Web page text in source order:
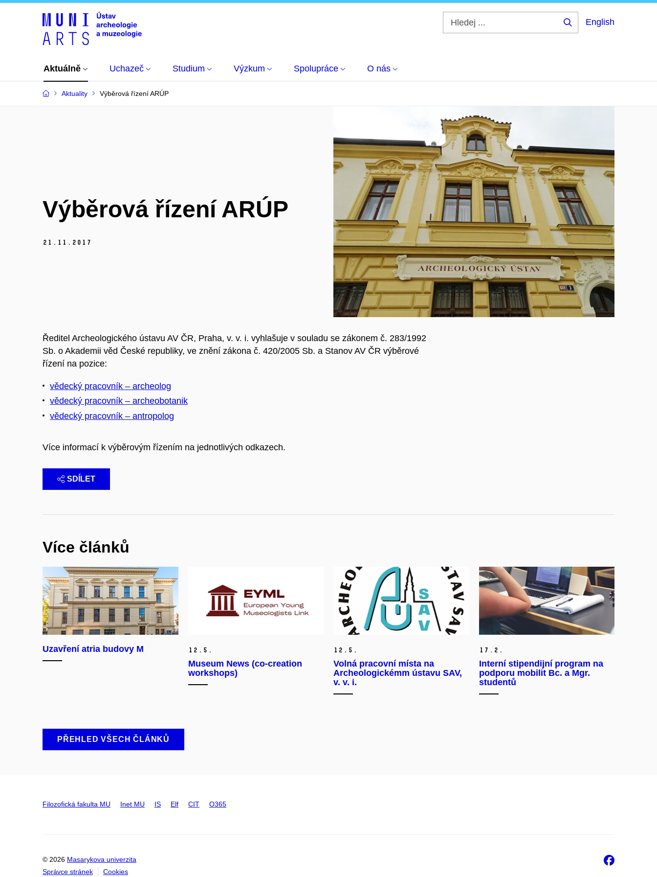
English
Aktuálně Uchazeč Studium Výzkum Spolupráce O nás
Aktuality Výběrová řízení ARÚP
Výběrová řízení ARÚP
21. 11. 2017
Ředitel Archeologického ústavu AV ČR, Praha, v. v. i. vyhlašuje v souladu se zákonem č. 283/1992
Sb. o Akademii věd České republiky, ve znění zákona č. 420/2005 Sb. a Stanov AV ČR výběrové
řízení na pozice:
vědecký pracovník – archeolog
vědecký pracovník – archeobotanik
vědecký pracovník – antropolog
Více informací k výběrovým řízením na jednotlivých odkazech.
SDÍLET
Více článků
Uzavření atria budovy M 12. 5.
Museum News (co-creation
workshops)
12. 5.
Volná pracovní místa na
Archeologickémm ústavu SAV,
v. v. i.
17. 2.
Interní stipendijní program na
podporu mobilit Bc. a Mgr.
studentů
PŘEHLED VŠECH ČLÁNKŮ
Filozofická fakulta MU Inet MU IS Elf CIT O365
© 2026 Masarykova univerzita
Správce stránek
Cookies